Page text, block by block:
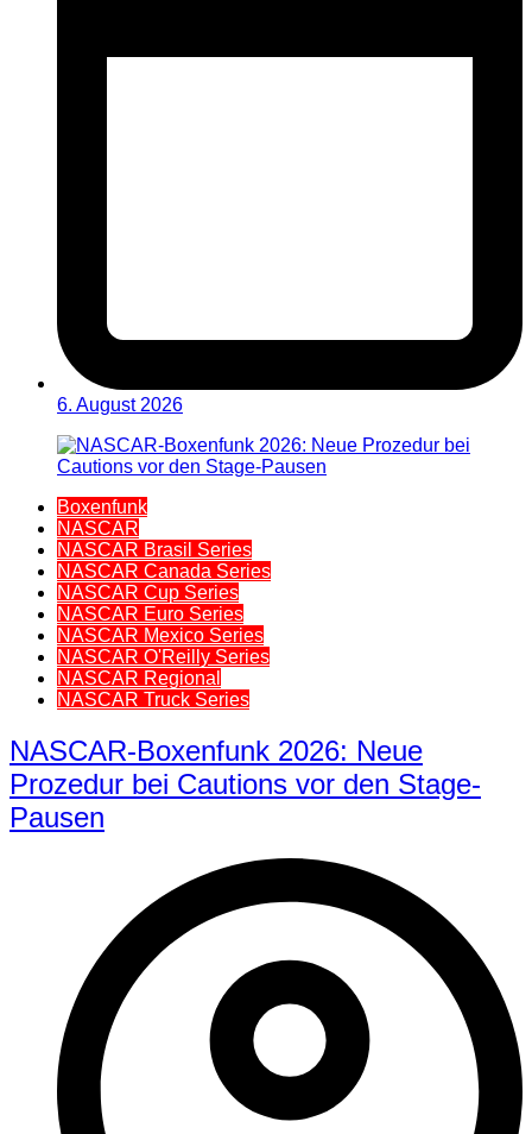
6. August 2026
Boxenfunk
NASCAR
NASCAR Brasil Series
NASCAR Canada Series
NASCAR Cup Series
NASCAR Euro Series
NASCAR Mexico Series
NASCAR O'Reilly Series
NASCAR Regional
NASCAR Truck Series
NASCAR-Boxenfunk 2026: Neue
Prozedur bei Cautions vor den Stage-
Pausen